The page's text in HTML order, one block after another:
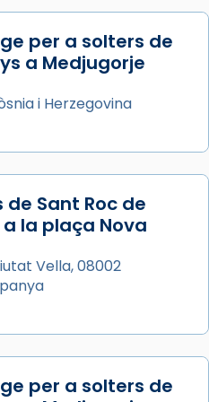
ves per les
és juntament amb el
un dels que
prop Jesús.
(12,2) fou el primer
a Jerusalem per
44).
tard de tota
per a solters de
a Medjugorje
i Herzegovina
de Sant Roc de
la plaça Nova
Vella, 08002
per a solters de